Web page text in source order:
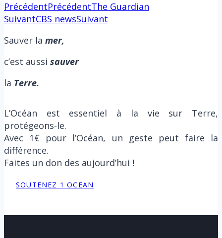
PrécédentPrécédentThe Guardian
SuivantCBS newsSuivant
Sauver la mer,
c’est aussi sauver
la Terre.
L’Océan est essentiel à la vie sur Terre,
protégeons-le.
Avec 1€ pour l’Océan, un geste peut faire la
différence.
Faites un don des aujourd’hui !
SOUTENEZ 1 OCEAN